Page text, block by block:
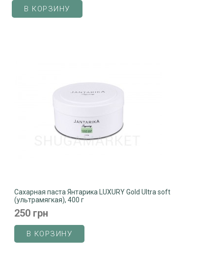
В КОРЗИНУ
Сахарная паста Янтарика LUXURY Gold Ultra soft
(ультрамягкая), 400 г
250 грн
В КОРЗИНУ